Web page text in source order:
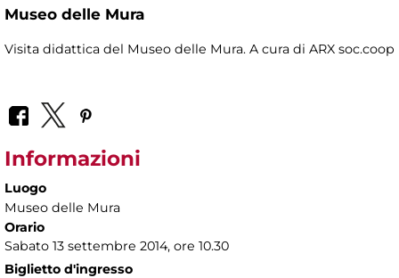
Museo delle Mura
Visita didattica del Museo delle Mura. A cura di ARX soc.coop
Informazioni
Luogo
Museo delle Mura
Orario
Sabato 13 settembre 2014, ore 10.30
Biglietto d'ingresso